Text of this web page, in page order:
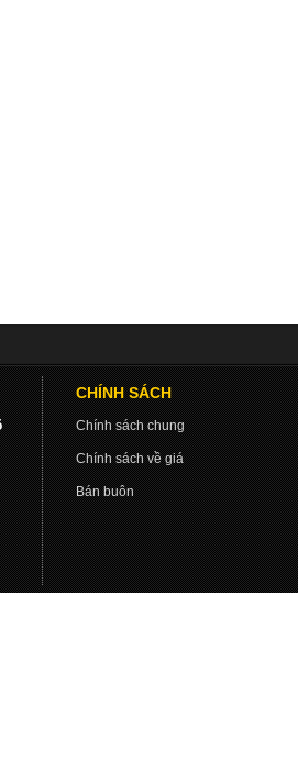
CHÍNH SÁCH
Chính sách chung
Chính sách về giá
Bán buôn